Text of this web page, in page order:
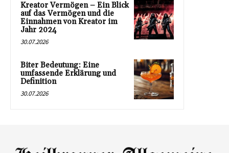
Kreator Vermögen – Ein Blick
auf das Vermögen und die
Einnahmen von Kreator im
Jahr 2024
30.07.2026
Biter Bedeutung: Eine
umfassende Erklärung und
Definition
30.07.2026